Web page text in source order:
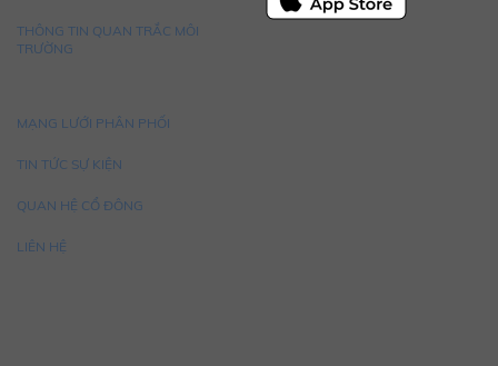
THÔNG TIN QUAN TRẮC MÔI
TRƯỜNG
MẠNG LƯỚI PHÂN PHỐI
TIN TỨC SỰ KIỆN
QUAN HỆ CỔ ĐÔNG
LIÊN HỆ